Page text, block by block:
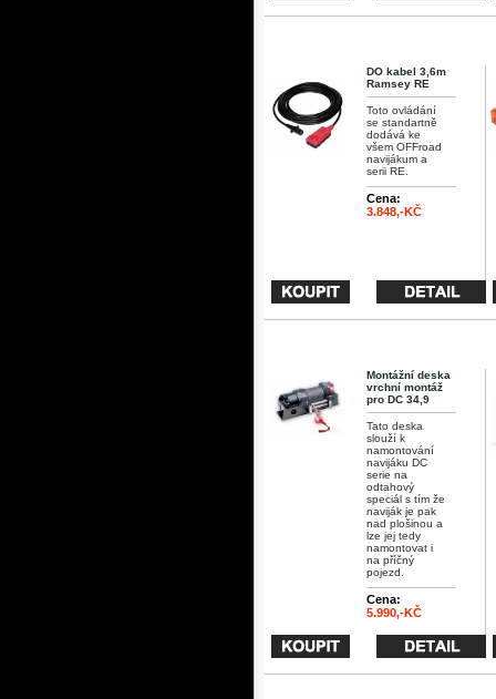
DO kabel 3,6m
Ramsey RE
Toto ovládání
se standartně
dodává ke
všem OFFroad
navijákum a
serii RE.
Cena:
3.848,-KČ
Montážní deska
vrchní montáž
pro DC 34,9
Tato deska
slouží k
namontování
navijáku DC
serie na
odtahový
speciál s tím že
naviják je pak
nad plošinou a
lze jej tedy
namontovat i
na příčný
pojezd.
Cena:
5.990,-KČ